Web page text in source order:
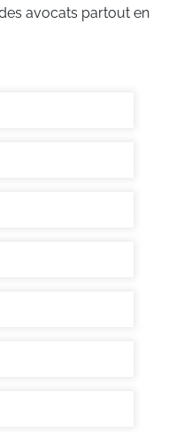
avocats partout en